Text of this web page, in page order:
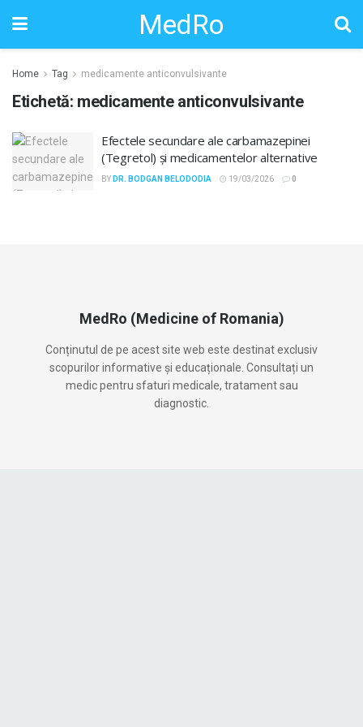
MedRo
Home Tag medicamente anticonvulsivante
Etichetă: medicamente anticonvulsivante
Efectele secundare ale carbamazepinei
(Tegretol) și medicamentelor alternative
BY DR. BODGAN BELODODIA 19/03/2026 0
MedRo (Medicine of Romania)
Conținutul de pe acest site web este destinat exclusiv
scopurilor informative și educaționale. Consultați un
medic pentru sfaturi medicale, tratament sau
diagnostic.